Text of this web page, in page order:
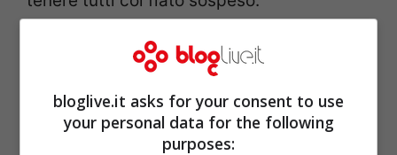
senza una reale presa di posizione,
lasciando un velo di mistero e curiosità
che si deve ovviamente chiarire guarda
bloglive.it asks for your consent to use
your personal data for the following
purposes: